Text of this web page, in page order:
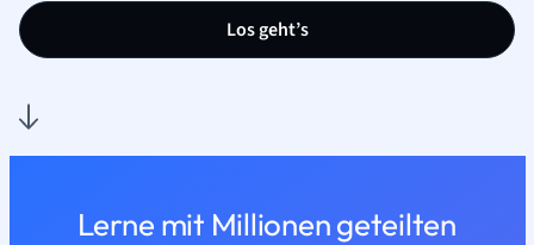
Los geht’s
Lerne mit Millionen geteilten